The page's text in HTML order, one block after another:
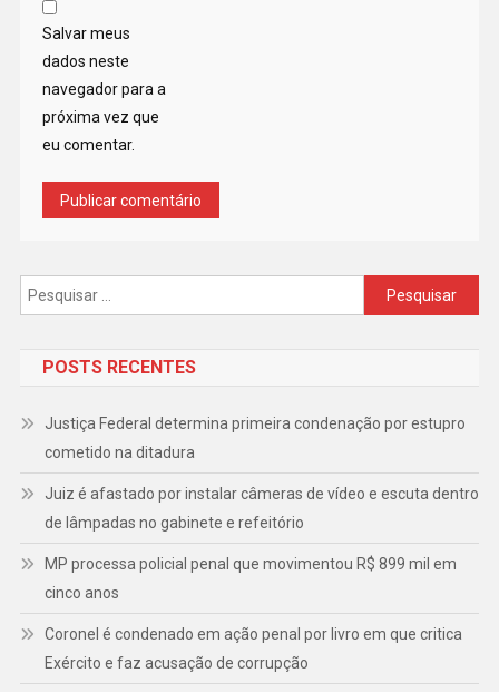
Salvar meus
dados neste
navegador para a
próxima vez que
eu comentar.
Pesquisar
por:
POSTS RECENTES
Justiça Federal determina primeira condenação por estupro
cometido na ditadura
Juiz é afastado por instalar câmeras de vídeo e escuta dentro
de lâmpadas no gabinete e refeitório
MP processa policial penal que movimentou R$ 899 mil em
cinco anos
Coronel é condenado em ação penal por livro em que critica
Exército e faz acusação de corrupção